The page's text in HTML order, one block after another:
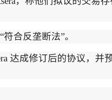
“符合反垄断法”。
达成修订后的协议，并